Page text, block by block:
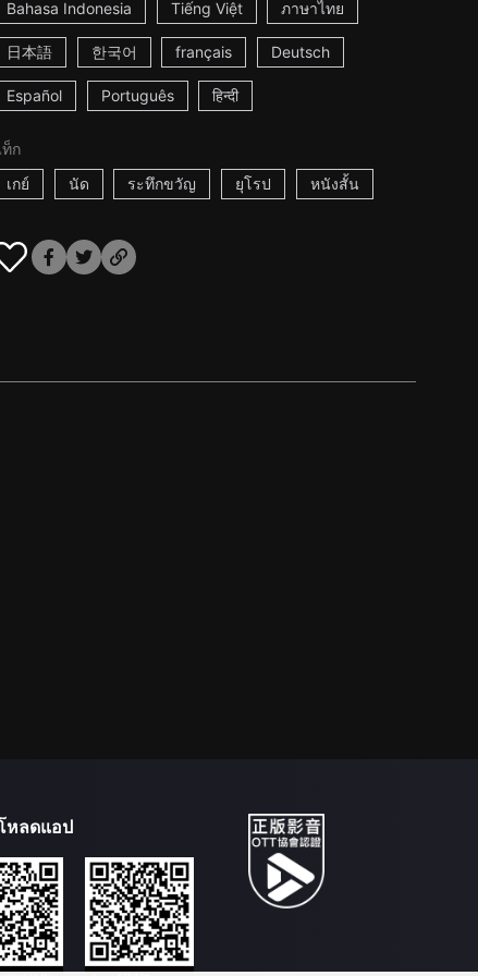
Bahasa Indonesia Tiếng Việt ภาษาไทย
日本語 한국어 français Deutsch
Español Português हिन्दी
ก
เกย์
นัด ระทึกขวัญ ยุโรป หนังสั้น
หลดแอป